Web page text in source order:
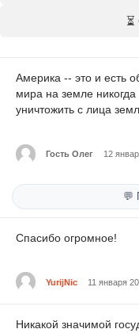
Америка -- это и есть
мира на земле
уничтожить с лица
Гость Олег 12
💬
Спасибо огромное!
YurijNic 11 января
Никакой значимой